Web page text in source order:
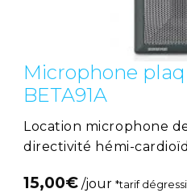
Microphone
BETA91A
Location microphone
directivité hémi-
15,00€ /jour *tarif